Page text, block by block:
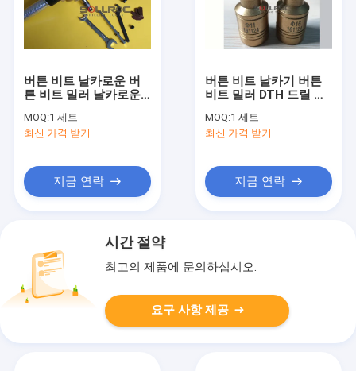
버튼 비트 날카로운 버
튼 비트 밀러 날카로운
MOQ:1 세트
최신 가격 받기
지금 연락
버튼 비트 날카기 버튼
비트 밀러 DTH 드릴 비
톱니 버튼 비트
MOQ:1 세트
최신 가격 받기
지금 연락
시간 절약
최고의 제품에 문의하십시오.
요구 사항 제공